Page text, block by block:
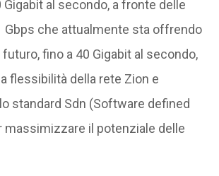
al secondo, a fronte delle
Gbps che attualmente sta offrendo
futuro, fino a 40 Gigabit al secondo,
flessibilità della rete Zion e
standard Sdn (Software defined
massimizzare il potenziale delle